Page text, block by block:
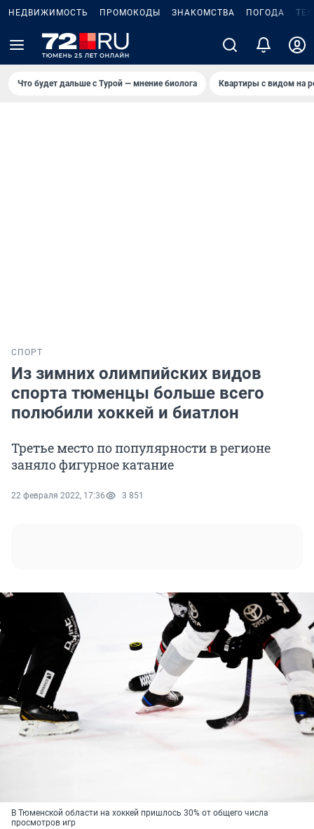
НЕДВИЖИМОСТЬ ПРОМОКОДЫ ЗНАКОМСТВА ПОГОДА
Что будет дальше с Турой — мнение биолога Квартиры с видом на
СПОРТ
Из зимних олимпийских видов
спорта тюменцы больше всего
полюбили хоккей и биатлон
Третье место по популярности в регионе
заняло фигурное катание
22 февраля 2022, 17:36 3 851
В Тюменской области на хоккей пришлось 30% от общего числа
просмотров игр